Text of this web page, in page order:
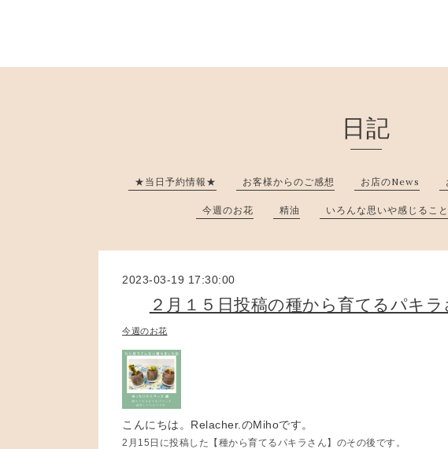
日記
★当日予約情報★ お客様からのご感想 お店のNews
今週のお花 精油 いろんな思いや感じること
2023-03-19 17:30:00
２月１５日投稿の種から育てるパキ
今週のお花
こんにちは。Relacher.のMihoです。
2月15日に投稿した【種から育てるパキラさん】のその後です。